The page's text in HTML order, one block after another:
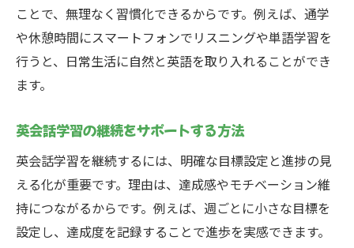
ことで、無理なく習慣化できるからです。例えば、通学
や休憩時間にスマートフォンでリスニングや単語学習を
行うと、日常生活に自然と英語を取り入れることができ
ます。
英会話学習の継続をサポートする方法
英会話学習を継続するには、明確な目標設定と進捗の見
える化が重要です。理由は、達成感やモチベーション維
持につながるからです。例えば、週ごとに小さな目標を
設定し、達成度を記録することで進歩を実感できます。